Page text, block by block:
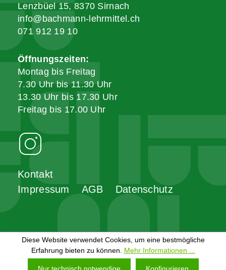
Kontakt
Impressum
AGB Datenschutz
Lenzbüel 15, 8370 Sirnach
info@bachmann-lehrmittel.ch
071 912 19 10
Öffnungszeiten:
Montag bis Freitag
7.30 Uhr bis 11.30 Uhr
13.30 Uhr bis 17.30 Uhr
Freitag bis 17.00 Uhr
Diese Website verwendet Cookies, um eine bestmögliche
Erfahrung bieten zu können. Mehr Informationen ...